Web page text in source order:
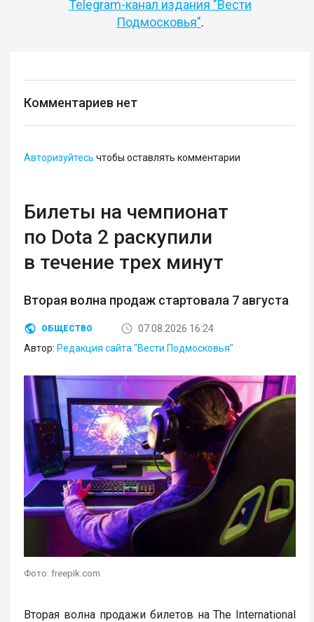
Telegram-канал издания "Вести
Подмосковья".
Комментариев нет
Авторизуйтесь чтобы оставлять комментарии
Билеты на чемпионат
по Dota 2 раскупили
в течение трех минут
Вторая волна продаж стартовала 7 августа
ОБЩЕСТВО
07.08.2026 16:24
Автор: Редакция сайта "Вести Подмосковья"
Фото: freepik.com
Вторая волна продажи билетов на The International